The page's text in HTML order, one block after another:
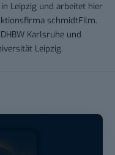
Leipzig und arbeitet hier
schmidtFilm.
Karlsruhe und
Leipzig.